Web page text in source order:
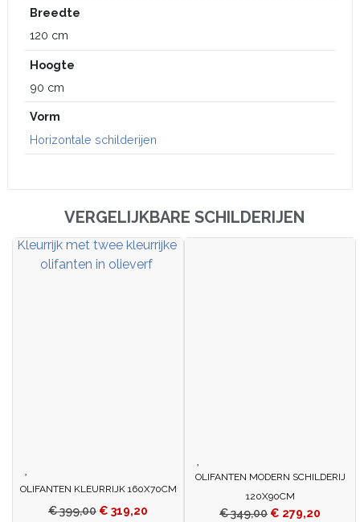
Breedte
120 cm
Hoogte
90 cm
Vorm
Horizontale schilderijen
VERGELIJKBARE SCHILDERIJEN
OLIFANTEN KLEURRIJK 160X70CM
€399,00 € 319,20
OLIFANTEN MODERN SCHILDERIJ
120X90CM
€349,00 € 279,20